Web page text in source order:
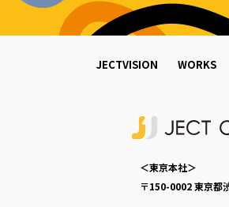
JECTVISION WORKS
＜東京本社＞
〒150-0002東京都